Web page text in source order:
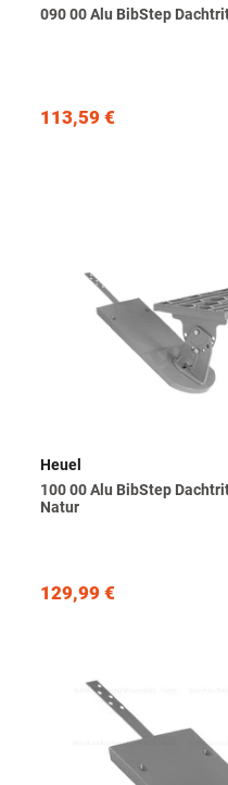
090 00 Alu BibStep
113,59 €
Heuel
100 00 Alu BibStep
Natur
129,99 €